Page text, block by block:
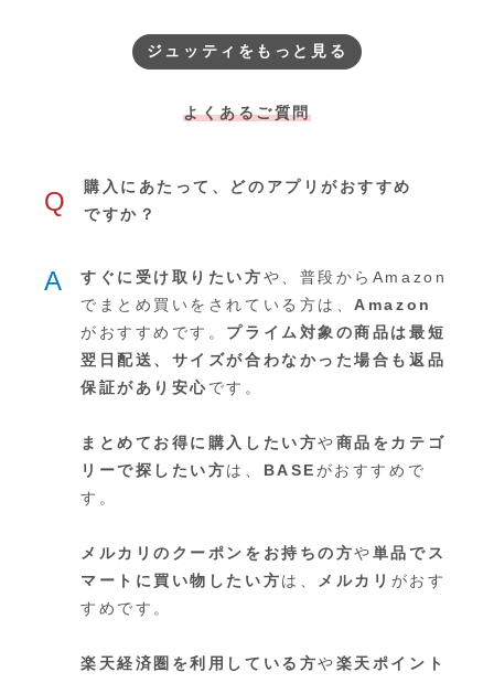
ジュッティをもっと見る
よくあるご質問
Q
購入にあたって、どのアプリがおすすめ
ですか？
A すぐに受け取りたい方や、普段からAmazon
でまとめ買いをされている方は、 Amazon
がおすすめです。 プライム対象の商品は最短
翌日配送、サイズが合わなかった場合も返品
保証があり安心です。
まとめてお得に購入したい方や商品をカテゴ
リーで探したい方は、 BASE がおすすめで
す。
メルカリのクーポンをお持ちの方や単品でス
マートに買い物したい方は、 メルカリ がおす
すめです。
楽天経済圏を利用している方や楽天ポイント